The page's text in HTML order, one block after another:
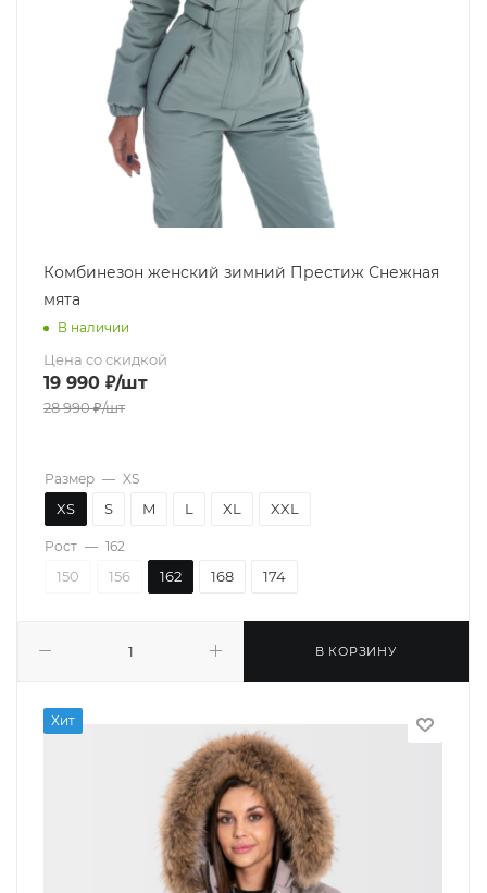
Комбинезон женский зимний Престиж Снежная
мята
В наличии
Цена со скидкой
19 990 ₽/шт
28 990₽/шт
В КОРЗИНУ
Размер — XS
XS S M L XL XXL
Рост — 162
150 156 162 168 174
Хит